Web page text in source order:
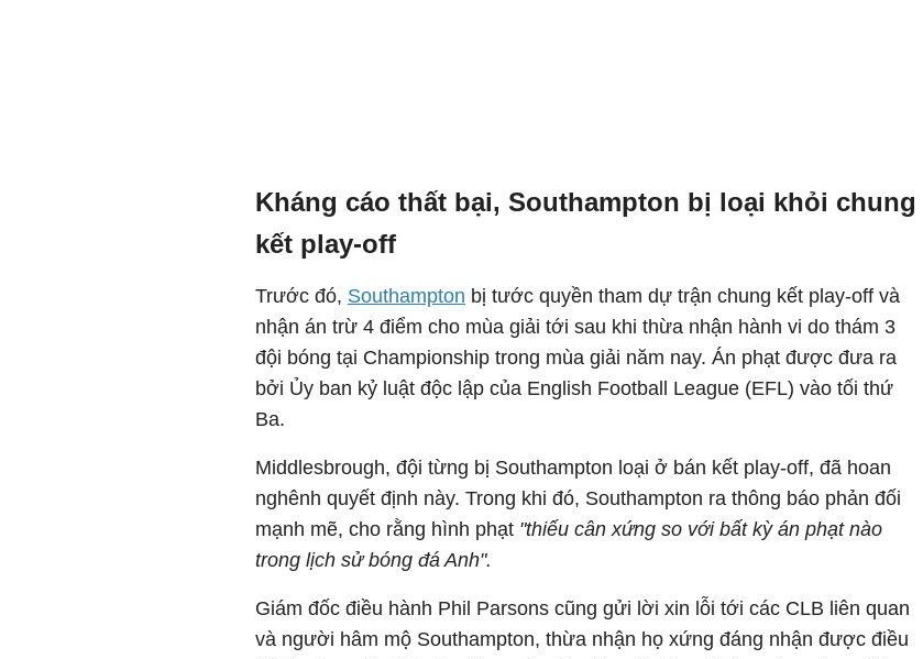
Kháng cáo thất bại, Southampton bị loại khỏi chung
kết play-off
Trước đó, Southampton bị tước quyền tham dự trận chung kết play-off và
nhận án trừ 4 điểm cho mùa giải tới sau khi thừa nhận hành vi do thám 3
đội bóng tại Championship trong mùa giải năm nay. Án phạt được đưa ra
bởi Ủy ban kỷ luật độc lập của English Football League (EFL) vào tối thứ
Ba.
Middlesbrough, đội từng bị Southampton loại ở bán kết play-off, đã hoan
nghênh quyết định này. Trong khi đó, Southampton ra thông báo phản đối
mạnh mẽ, cho rằng hình phạt "thiếu cân xứng so với bất kỳ án phạt nào
trong lịch sử bóng đá Anh".
Giám đốc điều hành Phil Parsons cũng gửi lời xin lỗi tới các CLB liên quan
và người hâm mộ Southampton, thừa nhận họ xứng đáng nhận được điều